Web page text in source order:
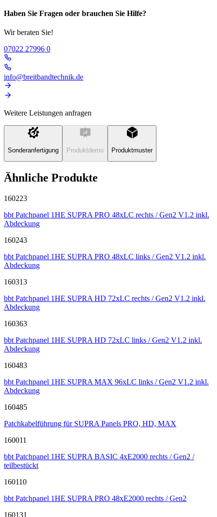
Haben Sie Fragen oder brauchen Sie Hilfe?
Wir beraten Sie!
07022 27996 0
info@breitbandtechnik.de
Weitere Leistungen anfragen
Sonderanfertigung Produktdemo Produktmuster
Ähnliche Produkte
160223
bbt Patchpanel 1HE SUPRA PRO 48xLC rechts / Gen2 V1.2 inkl.
Abdeckung
160243
bbt Patchpanel 1HE SUPRA PRO 48xLC links / Gen2 V1.2 inkl.
Abdeckung
160313
bbt Patchpanel 1HE SUPRA HD 72xLC rechts / Gen2 V1.2 inkl.
Abdeckung
160363
bbt Patchpanel 1HE SUPRA HD 72xLC links / Gen2 V1.2 inkl.
Abdeckung
160483
bbt Patchpanel 1HE SUPRA MAX 96xLC links / Gen2 V1.2 inkl.
Abdeckung
160485
Patchkabelführung für SUPRA Panels PRO, HD, MAX
160011
bbt Patchpanel 1HE SUPRA BASIC 4xE2000 rechts / Gen2 /
teilbestückt
160110
bbt Patchpanel 1HE SUPRA PRO 48xE2000 rechts / Gen2
160131